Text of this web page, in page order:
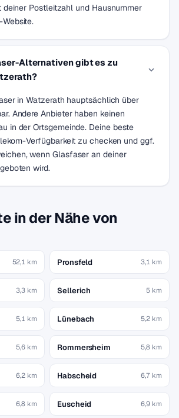
deiner Postleitzahl und Hausnummer
Alternativen gibt es zu
in Watzerath hauptsächlich über
Andere Anbieter haben keinen
in der Ortsgemeinde. Deine beste
Verfügbarkeit zu checken und ggf.
wenn Glasfaser an deiner
wird.
in der Nähe von
52,1 km Pronsfeld 3,1 km
3,3 km Sellerich 5 km
5,1 km Lünebach 5,2 km
5,6 km Rommersheim 5,8 km
6,2 km Habscheid 6,7 km
6,8 km Euscheid 6,9 km